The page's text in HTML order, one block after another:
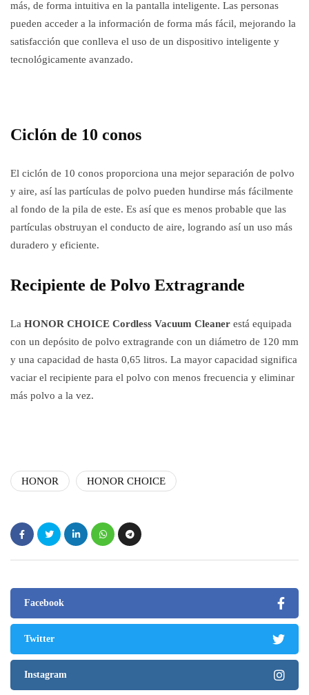
más, de forma intuitiva en la pantalla inteligente. Las personas
pueden acceder a la información de forma más fácil, mejorando la
satisfacción que conlleva el uso de un dispositivo inteligente y
tecnológicamente avanzado.
Ciclón de 10 conos
El ciclón de 10 conos proporciona una mejor separación de polvo
y aire, así las partículas de polvo pueden hundirse más fácilmente
al fondo de la pila de este. Es así que es menos probable que las
partículas obstruyan el conducto de aire, logrando así un uso más
duradero y eficiente.
Recipiente de Polvo Extragrande
La HONOR CHOICE Cordless Vacuum Cleaner está equipada
con un depósito de polvo extragrande con un diámetro de 120 mm
y una capacidad de hasta 0,65 litros. La mayor capacidad significa
vaciar el recipiente para el polvo con menos frecuencia y eliminar
más polvo a la vez.
HONOR HONOR CHOICE
Facebook
Twitter
Instagram